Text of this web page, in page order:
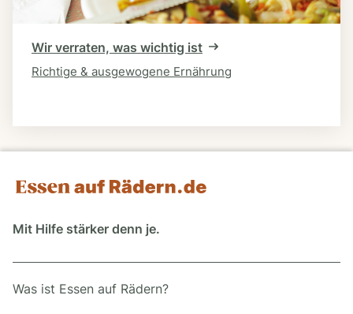
Wir verraten, was wichtig ist
Richtige & ausgewogene Ernährung
Mit Hilfe stärker denn je.
Was ist Essen auf Rädern?